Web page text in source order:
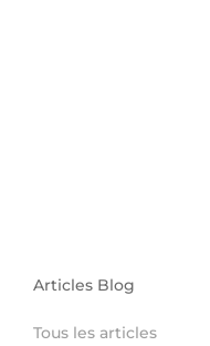
Articles Blog
Tous les articles